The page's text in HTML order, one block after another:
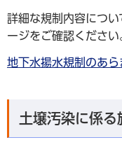
詳細な規制内容につ
ージをご確認ください
地下水揚水規制のあら
土壌汚染に係る